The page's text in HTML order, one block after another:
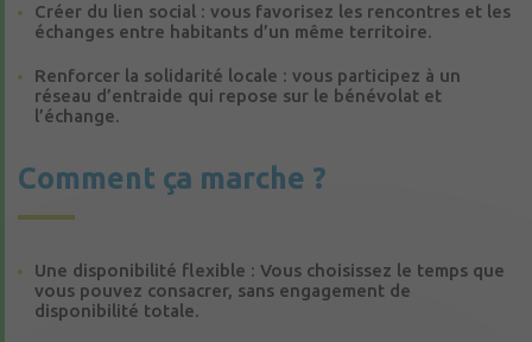
Créer du lien social : vous favorisez les rencontres et les
échanges entre habitants d’un même territoire.
Renforcer la solidarité locale : vous participez à un
réseau d’entraide qui repose sur le bénévolat et
l’échange.
Comment ça marche ?
Une disponibilité flexible : Vous choisissez le temps que
vous pouvez consacrer, sans engagement de
disponibilité totale.